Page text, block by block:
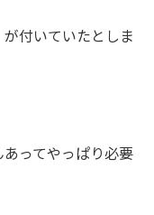
付いていたとしま
ってやっぱり必要